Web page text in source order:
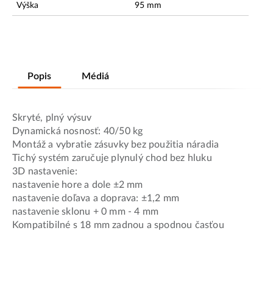
Výška 95 mm
Popis Médiá
Skryté, plný výsuv
Dynamická nosnosť: 40/50 kg
Montáž a vybratie zásuvky bez použitia náradia
Tichý systém zaručuje plynulý chod bez hluku
3D nastavenie:
nastavenie hore a dole ±2 mm
nastavenie doľava a doprava: ±1,2 mm
nastavenie sklonu + 0 mm - 4 mm
Kompatibilné s 18 mm zadnou a spodnou časťou